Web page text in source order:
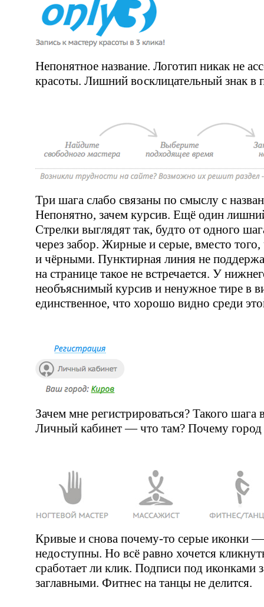
Непонятное название. Логотип никак не
красоты. Лишний восклицательный знак в
Три шага слабо связаны по смыслу с
Непонятно, зачем курсив. Ещё один
Стрелки выглядят так, будто от одного
через забор. Жирные и серые, вместо
и чёрными. Пунктирная линия не
на странице такое не встречается. У
необъяснимый курсив и ненужное тире
единственное, что хорошо видно среди
Зачем мне регистрироваться? Такого шага
Личный кабинет — что там? Почему город
Кривые и снова почему-то серые иконки —
недоступны. Но всё равно хочется
сработает ли клик. Подписи под иконками
заглавными. Фитнес на танцы не делится.